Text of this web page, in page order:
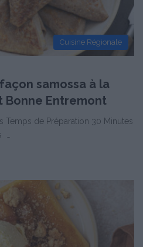
Cuisine Régionale
samossa à la
Bonne Entremont
Temps de Préparation 30 Minutes